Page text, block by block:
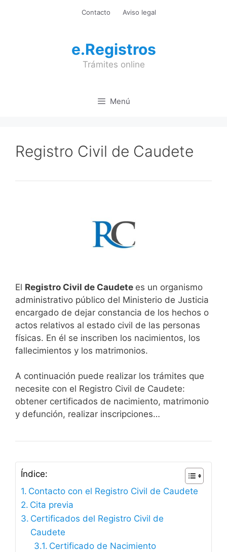
Contacto Aviso legal
e.Registros
Trámites online
Menú
Registro Civil de Caudete
El Registro Civil de Caudete es un organismo
administrativo público del Ministerio de Justicia
encargado de dejar constancia de los hechos o
actos relativos al estado civil de las personas
físicas. En él se inscriben los nacimientos, los
fallecimientos y los matrimonios.
A continuación puede realizar los trámites que
necesite con el Registro Civil de Caudete:
obtener certificados de nacimiento, matrimonio
y defunción, realizar inscripciones…
Índice:
Contacto con el Registro Civil de Caudete
Cita previa
Certificados del Registro Civil de
Caudete
Certificado de Nacimiento